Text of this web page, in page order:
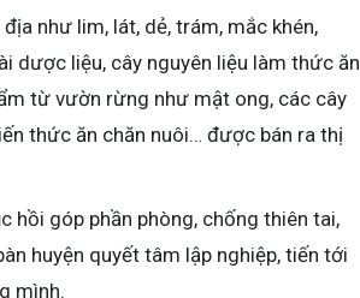
như lim, lát, dẻ, trám, mắc khén,
dược liệu, cây nguyên liệu làm thức ăn
từ vườn rừng như mật ong, các cây
thức ăn chăn nuôi… được bán ra thị
hồi góp phần phòng, chống thiên tai,
huyện quyết tâm lập nghiệp, tiến tới
mình.